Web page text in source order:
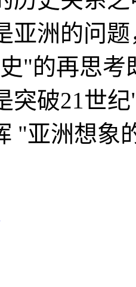
亚洲的问
"的再思考
突破21世
"亚洲想象